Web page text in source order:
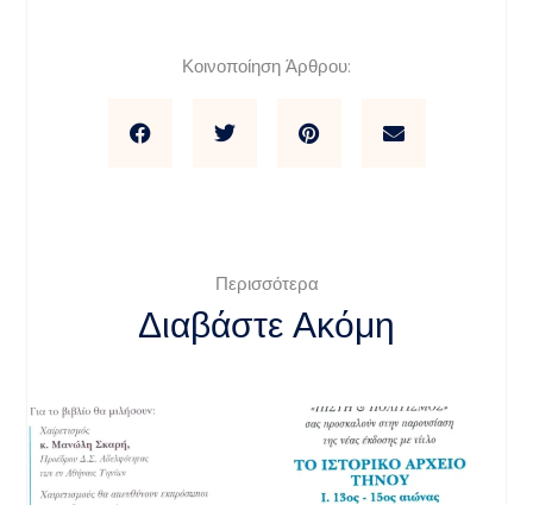
Κοινοποίηση Άρθρου:
Περισσότερα
Διαβάστε Ακόμη